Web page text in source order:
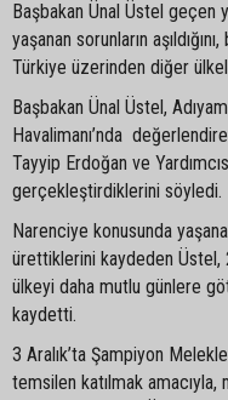
Başbakan Ünal Üstel geçen
yaşanan sorunların
Türkiye üzerinden diğer
Başbakan Ünal Üstel,
Havalimanı’nda
Tayyip Erdoğan ve
gerçekleştirdiklerini söyledi.
Narenciye konusunda
ürettiklerini kaydeden Üstel,
ülkeyi daha mutlu günlere
kaydetti.
3 Aralık’ta Şampiyon
temsilen katılmak amacıyla,